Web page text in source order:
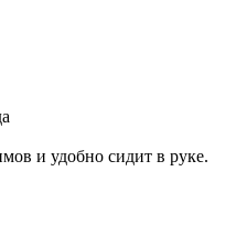
и удобно сидит в руке.